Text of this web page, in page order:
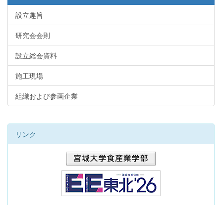
設立趣旨
研究会会則
設立総会資料
施工現場
組織および参画企業
リンク